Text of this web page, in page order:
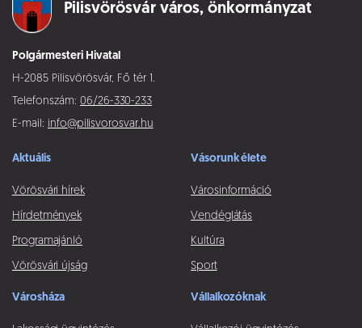
Pilisvörösvár város, önkormányzat
Polgármesteri Hivatal
H-2085 Pilisvörösvár, Fő tér 1.
Telefonszám: 06/26-330-233
E-mail: info@pilisvorosvar.hu
Aktuális
Vörösvári hírek
Hírdetmények
Programajánló
Vörösvári újság
Vásorunk élete
Városinformáció
Vendéglátás
Kultúra
Sport
Városháza Vállalkozóknak